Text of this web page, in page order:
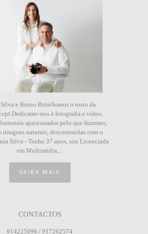
e Bruno BritoSomos o rosto da
nos à fotografia e vídeo,
apaixonados pelo que fazemos,
imagens naturais, descontraídas com o
Silva - Tenho 37 anos, sou Licenciada
em Multimédia,...
SAIBA MAIS
CONTACTOS
914225096 / 917262574